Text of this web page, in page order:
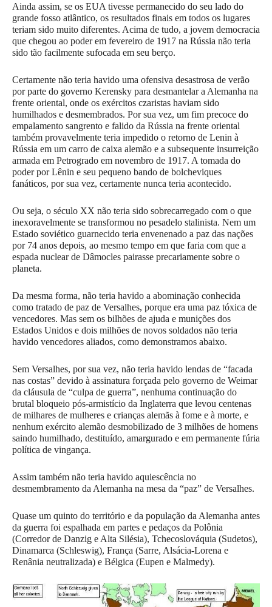
Ainda assim, se os EUA tivesse permanecido do seu lado do
grande fosso atlântico, os resultados finais em todos os lugares
teriam sido muito diferentes. Acima de tudo, a jovem democracia
que chegou ao poder em fevereiro de 1917 na Rússia não teria
sido tão facilmente sufocada em seu berço.
Certamente não teria havido uma ofensiva desastrosa de verão
por parte do governo Kerensky para desmantelar a Alemanha na
frente oriental, onde os exércitos czaristas haviam sido
humilhados e desmembrados. Por sua vez, um fim precoce do
empalamento sangrento e falido da Rússia na frente oriental
também provavelmente teria impedido o retorno de Lenin à
Rússia em um carro de caixa alemão e a subsequente insurreição
armada em Petrogrado em novembro de 1917. A tomada do
poder por Lênin e seu pequeno bando de bolcheviques
fanáticos, por sua vez, certamente nunca teria acontecido.
Ou seja, o século XX não teria sido sobrecarregado com o que
inexoravelmente se transformou no pesadelo stalinista. Nem um
Estado soviético guarnecido teria envenenado a paz das nações
por 74 anos depois, ao mesmo tempo em que faria com que a
espada nuclear de Dâmocles pairasse precariamente sobre o
planeta.
Da mesma forma, não teria havido a abominação conhecida
como tratado de paz de Versalhes, porque era uma paz tóxica de
vencedores. Mas sem os bilhões de ajuda e munições dos
Estados Unidos e dois milhões de novos soldados não teria
havido vencedores aliados, como demonstramos abaixo.
Sem Versalhes, por sua vez, não teria havido lendas de “facada
nas costas” devido à assinatura forçada pelo governo de Weimar
da cláusula de “culpa de guerra”, nenhuma continuação do
brutal bloqueio pós-armistício da Inglaterra que levou centenas
de milhares de mulheres e crianças alemãs à fome e à morte, e
nenhum exército alemão desmobilizado de 3 milhões de homens
saindo humilhado, destituído, amargurado e em permanente fúria
política de vingança.
Assim também não teria havido aquiescência no
desmembramento da Alemanha na mesa da “paz” de Versalhes.
Quase um quinto do território e da população da Alemanha antes
da guerra foi espalhada em partes e pedaços da Polônia
(Corredor de Danzig e Alta Silésia), Tchecoslováquia (Sudetos),
Dinamarca (Schleswig), França (Sarre, Alsácia-Lorena e
Renânia neutralizada) e Bélgica (Eupen e Malmedy).